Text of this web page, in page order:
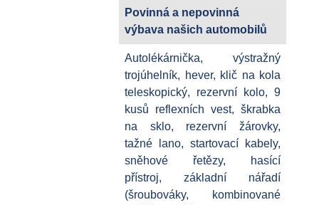
Povinná a nepovinná
výbava našich automobilů
Autolékárnička, výstražný
trojúhelník, hever, klič na kola
teleskopický, rezervní kolo, 9
kusů reflexních vest, škrabka
na sklo, rezervní žárovky,
tažné lano, startovací kabely,
sněhové řetězy, hasící
přístroj, základní nářadí
(šroubováky, kombinované